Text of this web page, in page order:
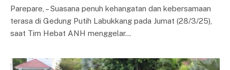
Parepare, – Suasana penuh kehangatan dan kebersamaan
terasa di Gedung Putih Labukkang pada Jumat (28/3/25),
saat Tim Hebat ANH menggelar…